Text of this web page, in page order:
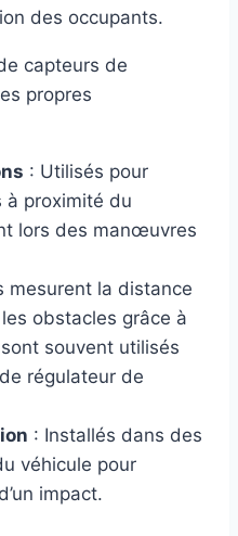
des occupants.
capteurs de
propres
: Utilisés pour
proximité du
lors des manœuvres
mesurent la distance
obstacles grâce à
souvent utilisés
régulateur de
: Installés dans des
véhicule pour
impact.